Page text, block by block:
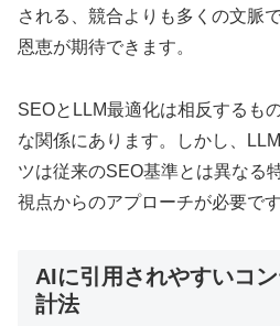
される、競合よりも多くの文脈
恩恵が期待できます。
SEOとLLM最適化は相反するも
な関係にあります。しかし、
ツは従来のSEO基準とは異なる
視点からのアプローチが必要です
AIに引用されやすいコ
計法